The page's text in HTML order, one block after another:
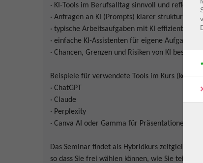
· KI-Tools im Berufsalltag sinnvoll und
· Anfragen an KI (Prompts) klarer strukturieren
· typische Arbeitsaufgaben mit KI effizienter
· einfache KI-Assistenten für eigene Aufgaben
· Chancen, Grenzen und Risiken von KI besser
Beispiele für verwendete Tools im Kurs
· ChatGPT
· Claude
· Perplexity
· Canva AI oder Gamma für Präsentationen und
Das Seminar findet als Hybridkurs zeitgleich
so dass Sie frei wählen können, wie Sie